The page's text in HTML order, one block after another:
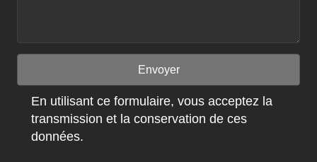
Envoyer
En utilisant ce formulaire, vous acceptez la
transmission et la conservation de ces
données.